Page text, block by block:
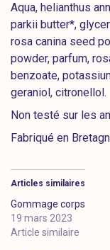
Aqua, helianthus
parkii butter*,
rosa canina seed
powder, parfum,
benzoate,
geraniol, citronellol.
Non testé sur les
Fabriqué en
Articles similaires
Gommage corps
19 mars 2023
Article similaire